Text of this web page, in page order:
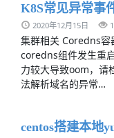
K8S常见异常事
2020年12月15日
集群相关 Coredns
coredns组件发生重
力较大导致oom，请
法解析域名的异常…
centos搭建本地